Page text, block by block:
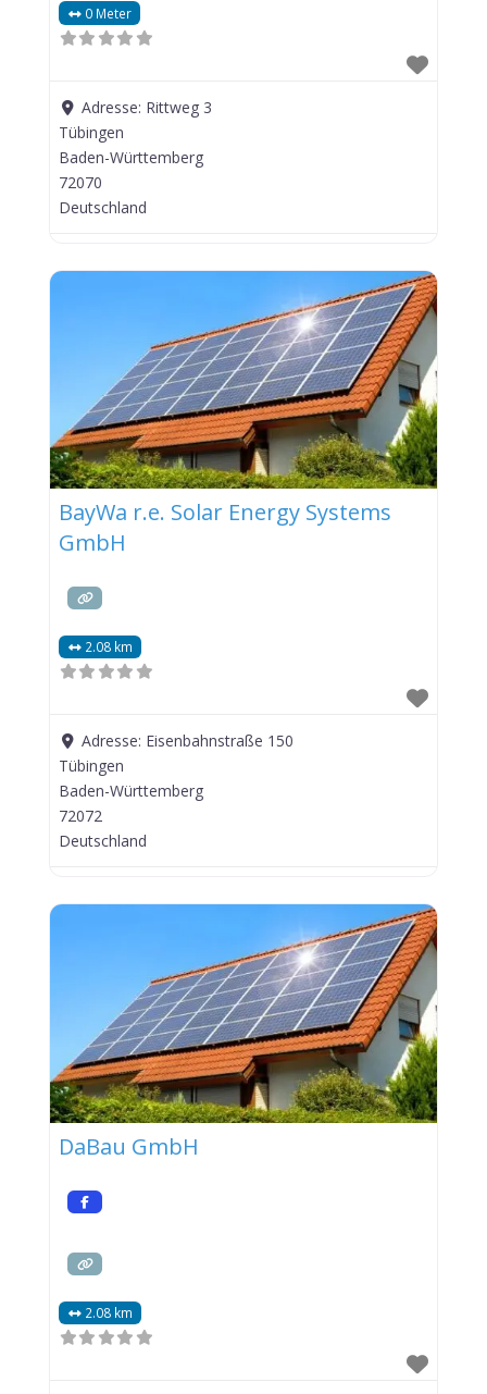
0 Meter
Adresse: Rittweg 3
Tübingen
Baden-Württemberg
72070
Deutschland
BayWa r.e. Solar Energy Systems
GmbH
2.08 km
Adresse: Eisenbahnstraße 150
Tübingen
Baden-Württemberg
72072
Deutschland
DaBau GmbH
2.08 km